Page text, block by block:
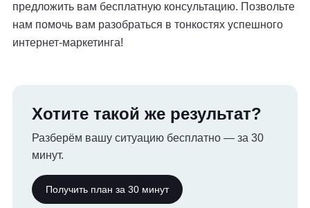
предложить вам бесплатную консультацию. Позвольте
нам помочь вам разобраться в тонкостях успешного
интернет-маркетинга!
Хотите такой же результат?
Разберём вашу ситуацию бесплатно — за 30
минут.
Получить план за 30 минут